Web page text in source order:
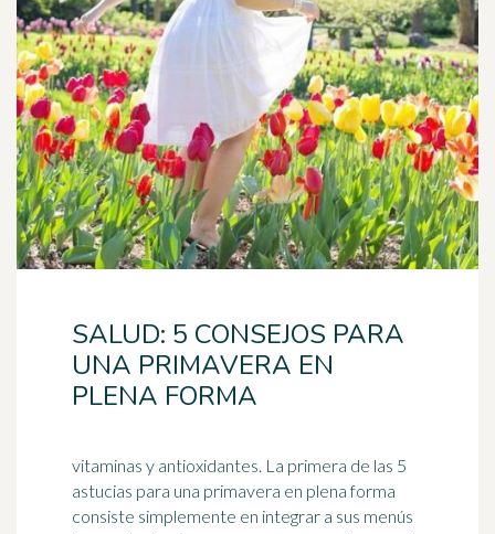
SALUD: 5 CONSEJOS PARA
UNA PRIMAVERA EN
PLENA FORMA
vitaminas y antioxidantes. La primera de las 5
astucias para una primavera en plena forma
consiste simplemente en integrar a sus menús